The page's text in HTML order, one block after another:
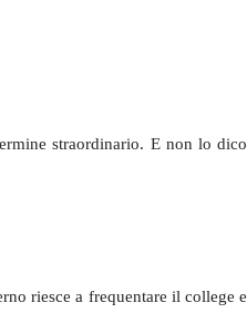
straordinario. E non lo dico
riesce a frequentare il college e